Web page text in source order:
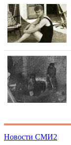
Новости СМИ2